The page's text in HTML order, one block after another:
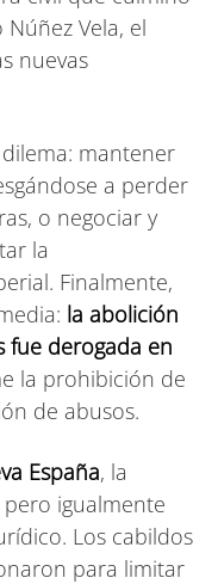
Vela, el
nuevas
mantener
a perder
o negociar y
la
Finalmente,
la abolición
fue derogada en
la prohibición de
de abusos.
España, la
igualmente
Los cabildos
para limitar